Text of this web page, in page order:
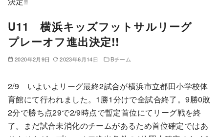
U11 横浜キッズフットサルリーグ
プレーオフ進出決定!!
2020年2月9日 2023年6月14日 Bチーム
2/9 いよいよリーグ最終2試合が横浜市立都田小学校体
育館にて行われました。1勝1分けで全試合終了。9勝0敗
2分で勝ち点29で2/9時点で暫定首位にてリーグ戦を終
了。まだ試合未消化のチームがあるため首位確定ではあ